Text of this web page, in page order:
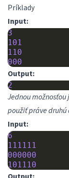
Príklady
Input:
3
101
110
000
Output:
2
Jednou
použiť práve druhú
Input:
6
111111
000000
101110